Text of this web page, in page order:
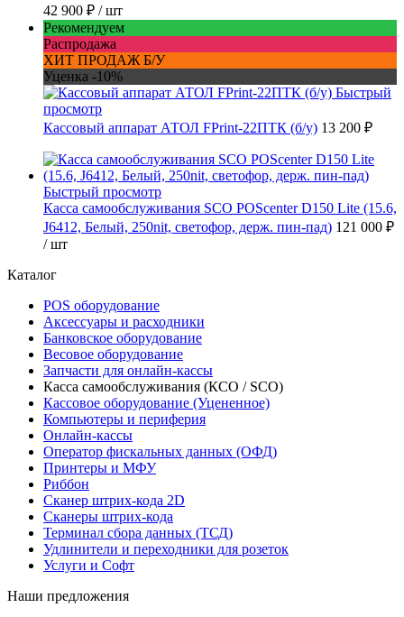
42 900 ₽ / шт
Рекомендуем
Распродажа
ХИТ ПРОДАЖ Б/У
Уценка -10%
Быстрый
просмотр
Кассовый аппарат АТОЛ FPrint-22ПТК (б/у) 13 200 ₽
Быстрый просмотр
Касса самообслуживания SCO POScenter D150 Lite (15.6,
J6412, Белый, 250nit, светофор, держ. пин-пад) 121 000 ₽
/ шт
Каталог
POS оборудование
Аксессуары и расходники
Банковское оборудование
Весовое оборудование
Запчасти для онлайн-кассы
Касса самообслуживания (КСО / SCO)
Кассовое оборудование (Уцененное)
Компьютеры и периферия
Онлайн-кассы
Оператор фискальных данных (ОФД)
Принтеры и МФУ
Риббон
Сканер штрих-кода 2D
Сканеры штрих-кода
Терминал сбора данных (ТСД)
Удлинители и переходники для розеток
Услуги и Софт
Наши предложения